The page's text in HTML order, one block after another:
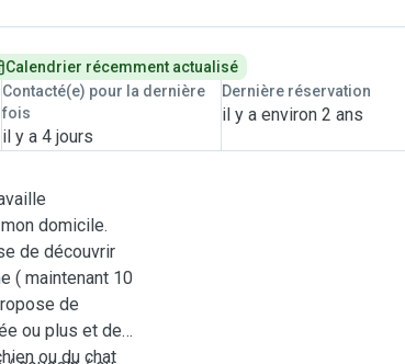
Calendrier récemment actualisé
Contacté(e) pour la dernière
fois
il y a 4 jours
Dernière réservation
il y a environ 2 ans
domicile.
de découvrir
( maintenant 10
de
ou plus et de
ou du chat